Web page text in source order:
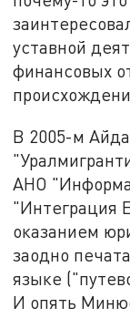
уставной
финансовых
В 2005-м
АНО
"Интеграция
оказанием
заодно
языке
И опять